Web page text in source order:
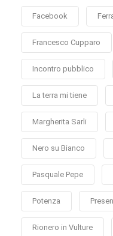
Facebook
Francesco Cupparo
Incontro pubblico
La terra mi tiene
Margherita Sarli
Nero su Bianco
Pasquale Pepe
Potenza
Rionero in Vulture